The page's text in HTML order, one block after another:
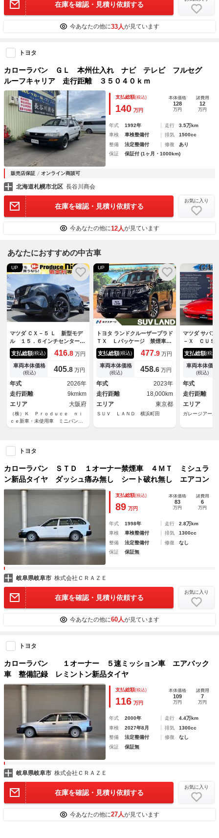
在庫を確認・見積り依頼する
今あなたの他に33人が見ています
トヨタ
カローラバン ＧＬ 本州仕入れ ナビ テレビ フルセグ
ルーフキャリア 走行距離 ３５０４０ｋｍ
支払総額(税込)
140 万円
本体価格
128
万円
諸費用
12
万円
年式 1992年 走行
3.5万km
車検
車検整備付 排気
1500cc
整備
法定整備付 修復
あり
保証
保証付 (1ヶ月・1000km)
販売店保証 オンライン商談可
北海道札幌市北区 長谷川商会
在庫を確認・見積り依頼する
お気に入り
今あなたの他に12人が見ています
あなたにおすすめの中古車
UP
マツダ ＣＸ－５ Ｌ 新型モデ
ル １５．６インチセンターデ
イスプレイ シートヒータ ス
テアリングヒータ Ｂｏｓｅサ
ウンドシステム１２スピーカ
ワイヤレス充電器 ハンズフリ
ー機能付きパワーバックドア
パノラミックビューモニタ
支払総額(税込) 416.8 万円
車両本体価格
(税込) 405.8 万円
年式
2026年
走行距離
9kmkm
エリア
大阪府
（株）Ｋ Ｐｒｏｄｕｃｅ ｎｉ
ｃｅ新車・未使用車 ミニバン専
門店 アルファード・ヴェルファ
UP
トヨタ ランドクルーザープラド
ＴＸ Ｌパッケージ 禁煙車
サンルーフ モデリスタエア
ロ ９型ナビフルセグ 全周囲
カメラ 黒革 レーダークルー
ズ ブラインドスポットモニタ
ー 純正オプション１９インチ
ＡＷ ＬＥＤヘッド パワーシ
ート クリアランスソナー
支払総額(税込) 477.9 万円
車両本体価格
(税込) 458.6 万円
年式
2023年
走行距離
18,000km
エリア
東京都
ＳＵＶ ＬＡＮＤ 横浜町田
マツダ サバン
－Ｘ ＣＵＳ
Ｒ３２タイプ
Ｗ ＨＫＳエ
外マフラー
バケットシ
ＤＩステアリ
ＳＴオーディ
支払総額(税込)
車両本体価格
(税込)
年式
走行距離
エリア
ガレージアール
トヨタ
カローラバン ＳＴＤ １オーナー禁煙車 ４ＭＴ ミシュラ
ン新品タイヤ ダッシュ痛み無し シート破れ無し エアコン
支払総額(税込)
89 万円
本体価格
83
万円
諸費用
6
万円
年式 1998年 走行
2.8万km
車検
車検整備付 排気
1300cc
整備
法定整備付 修復
なし
保証
保証無
岐阜県岐阜市 株式会社ＣＲＡＺＥ
在庫を確認・見積り依頼する
お気に入り
今あなたの他に60人が見ています
トヨタ
カローラバン １オーナー ５速ミッション車 エアバック
車 整備記録 レミントン新品タイヤ
支払総額(税込)
116 万円
本体価格
109
万円
諸費用
7
万円
年式 2000年 走行
4.4万km
車検
2027年8月 排気
1300cc
整備
法定整備付 修復
なし
保証
保証無
岐阜県岐阜市 株式会社ＣＲＡＺＥ
在庫を確認・見積り依頼する
お気に入り
今あなたの他に27人が見ています